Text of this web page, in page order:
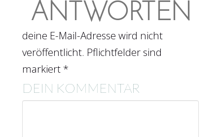
ANTWORTEN
deine E-Mail-Adresse wird nicht
veröffentlicht. Pflichtfelder sind
markiert *
DEIN KOMMENTAR